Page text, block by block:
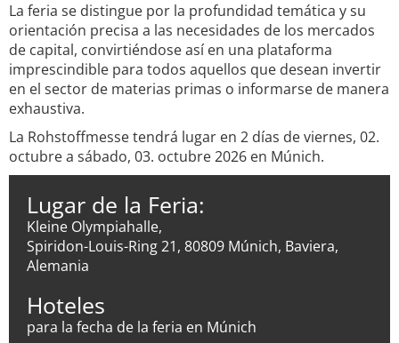
La feria se distingue por la profundidad temática y su
orientación precisa a las necesidades de los mercados
de capital, convirtiéndose así en una plataforma
imprescindible para todos aquellos que desean invertir
en el sector de materias primas o informarse de manera
exhaustiva.
La Rohstoffmesse tendrá lugar en 2 días de viernes, 02.
octubre a sábado, 03. octubre 2026 en Múnich.
Lugar de la Feria:
Kleine Olympiahalle,
Spiridon-Louis-Ring 21, 80809 Múnich, Baviera,
Alemania
Hoteles
para la fecha de la feria en Múnich